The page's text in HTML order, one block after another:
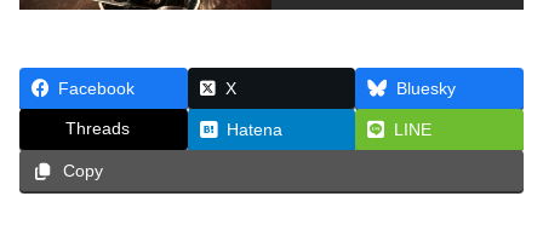
Facebook X Bluesky
Threads Hatena LINE
Copy